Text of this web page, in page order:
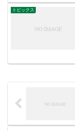
トピックス